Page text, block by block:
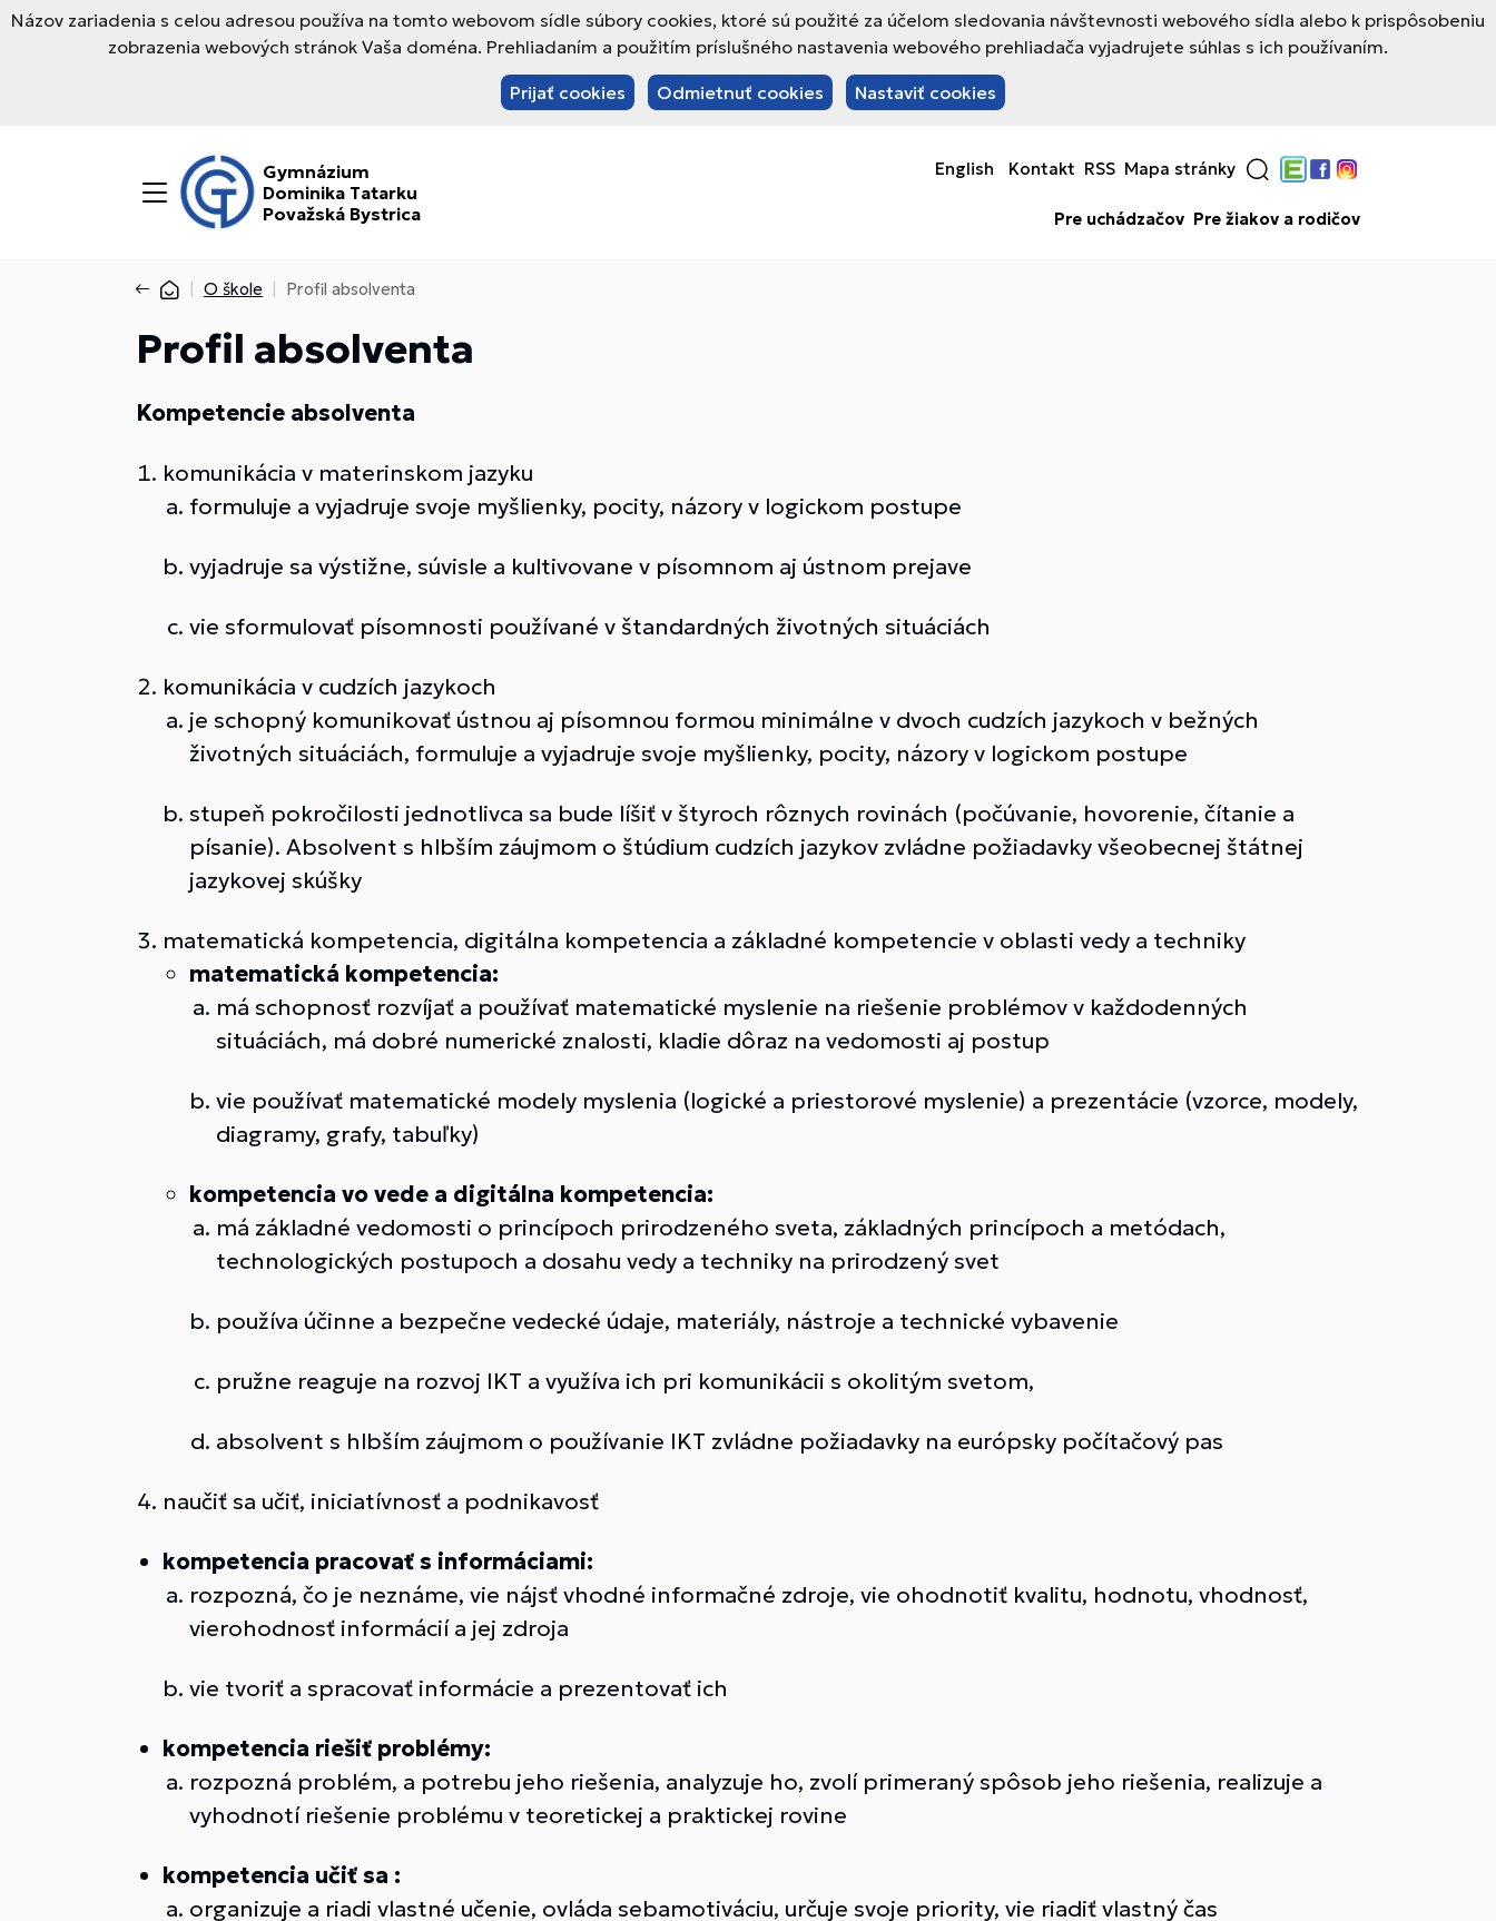
Názov zariadenia s celou adresou používa na tomto webovom sídle súbory cookies, ktoré sú použité za účelom sledovania návštevnosti webového sídla alebo k prispôsobeniu
zobrazenia webových stránok Vaša doména. Prehliadaním a použitím príslušného nastavenia webového prehliadača vyjadrujete súhlas s ich používaním.
Prijať cookies Odmietnuť cookies Nastaviť cookies
Gymnázium
Dominika Tatarku
Považská Bystrica
English Kontakt RSS Mapa stránky
Edupage
Facebook
Instagram
Pre uchádzačov Pre žiakov a rodičov
O škole Profil absolventa
Profil absolventa
Kompetencie absolventa
komunikácia v materinskom jazyku
formuluje a vyjadruje svoje myšlienky, pocity, názory v logickom postupe
vyjadruje sa výstižne, súvisle a kultivovane v písomnom aj ústnom prejave
vie sformulovať písomnosti používané v štandardných životných situáciách
komunikácia v cudzích jazykoch
je schopný komunikovať ústnou aj písomnou formou minimálne v dvoch cudzích jazykoch v bežných
životných situáciách, formuluje a vyjadruje svoje myšlienky, pocity, názory v logickom postupe
stupeň pokročilosti jednotlivca sa bude líšiť v štyroch rôznych rovinách (počúvanie, hovorenie, čítanie a
písanie). Absolvent s hlbším záujmom o štúdium cudzích jazykov zvládne požiadavky všeobecnej štátnej
jazykovej skúšky
matematická kompetencia, digitálna kompetencia a základné kompetencie v oblasti vedy a techniky
matematická kompetencia:
má schopnosť rozvíjať a používať matematické myslenie na riešenie problémov v každodenných
situáciách, má dobré numerické znalosti, kladie dôraz na vedomosti aj postup
vie používať matematické modely myslenia (logické a priestorové myslenie) a prezentácie (vzorce, modely,
diagramy, grafy, tabuľky)
kompetencia vo vede a digitálna kompetencia:
má základné vedomosti o princípoch prirodzeného sveta, základných princípoch a metódach,
technologických postupoch a dosahu vedy a techniky na prirodzený svet
používa účinne a bezpečne vedecké údaje, materiály, nástroje a technické vybavenie
pružne reaguje na rozvoj IKT a využíva ich pri komunikácii s okolitým svetom,
absolvent s hlbším záujmom o používanie IKT zvládne požiadavky na európsky počítačový pas
naučiť sa učiť, iniciatívnosť a podnikavosť
kompetencia pracovať s informáciami:
rozpozná, čo je neznáme, vie nájsť vhodné informačné zdroje, vie ohodnotiť kvalitu, hodnotu, vhodnosť,
vierohodnosť informácií a jej zdroja
vie tvoriť a spracovať informácie a prezentovať ich
kompetencia riešiť problémy:
rozpozná problém, a potrebu jeho riešenia, analyzuje ho, zvolí primeraný spôsob jeho riešenia, realizuje a
vyhodnotí riešenie problému v teoretickej a praktickej rovine
kompetencia učiť sa :
organizuje a riadi vlastné učenie, ovláda sebamotiváciu, určuje svoje priority, vie riadiť vlastný čas